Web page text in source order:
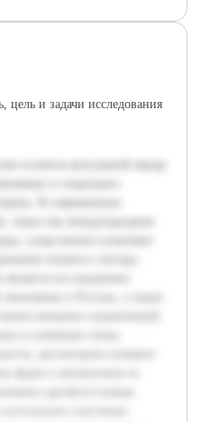
цель и задачи исследования